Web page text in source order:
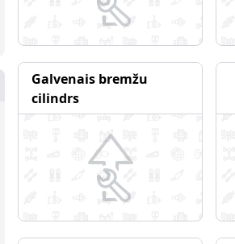
Galvenais bremžu
cilindrs